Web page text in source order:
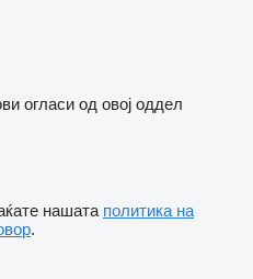
огласи од овој оддел
нашата политика на
.